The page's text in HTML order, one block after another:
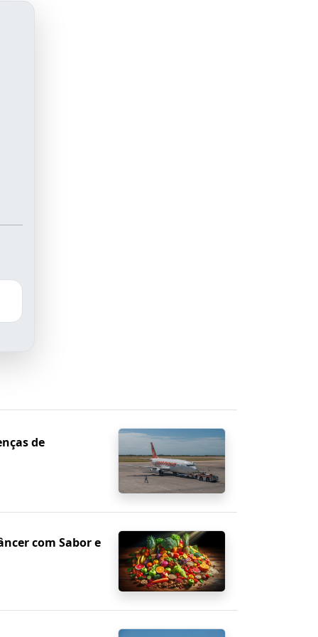
de
com Sabor e